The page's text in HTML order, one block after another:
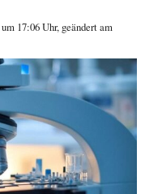
um 17:06 Uhr, geändert am